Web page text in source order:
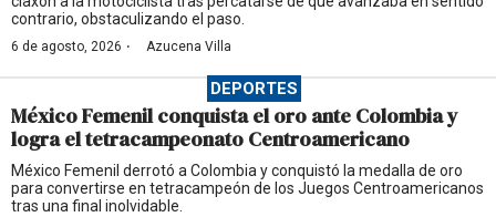
contrario, obstaculizando el paso.
6 de agosto, 2026 · Azucena Villa
DEPORTES
México Femenil conquista el oro ante Colombia y
logra el tetracampeonato Centroamericano
México Femenil derrotó a Colombia y conquistó la medalla de oro
para convertirse en tetracampeón de los Juegos Centroamericanos
tras una final inolvidable.